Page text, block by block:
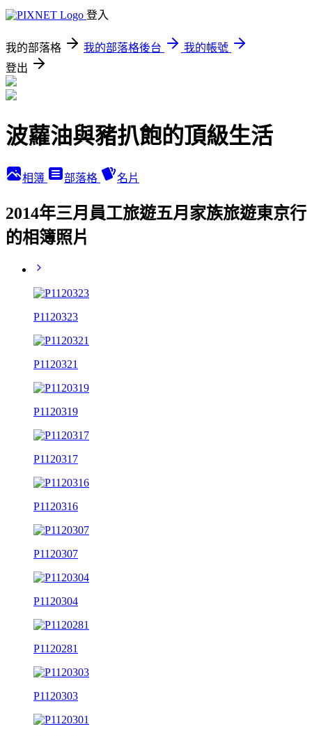
登入
我的部落格 我的部落格後台
我的帳號
登出
波蘿油與豬扒飽的頂級生活
相簿 部落格 名片
2014年三月員工旅遊五月家族旅遊東京行
的相簿照片
P1120323
P1120321
P1120319
P1120317
P1120316
P1120307
P1120304
P1120281
P1120303